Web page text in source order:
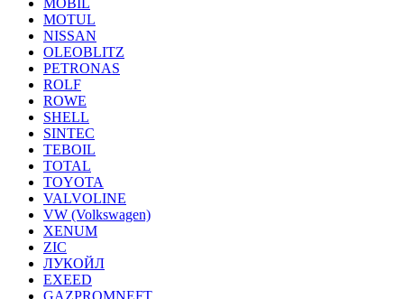
MOBIL
MOTUL
NISSAN
OLEOBLITZ
PETRONAS
ROLF
ROWE
SHELL
SINTEC
TEBOIL
TOTAL
TOYOTA
VALVOLINE
VW (Volkswagen)
XENUM
ZIC
ЛУКОЙЛ
EXEED